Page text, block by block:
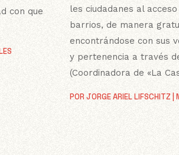
con que
POR JORGE ARIEL LIFSCHITZ|
les ciudadanes al
barrios, de manera
encontrándose con sus
y pertenencia a través
(Coordinadora de «La